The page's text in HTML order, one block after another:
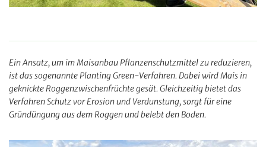
Ein Ansatz, um im Maisanbau Pflanzenschutzmittel zu reduzieren,
ist das sogenannte Planting Green-Verfahren. Dabei wird Mais in
geknickte Roggenzwischenfrüchte gesät. Gleichzeitig bietet das
Verfahren Schutz vor Erosion und Verdunstung, sorgt für eine
Gründüngung aus dem Roggen und belebt den Boden.